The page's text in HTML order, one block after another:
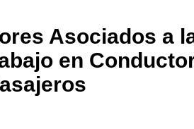
Asociados a
en